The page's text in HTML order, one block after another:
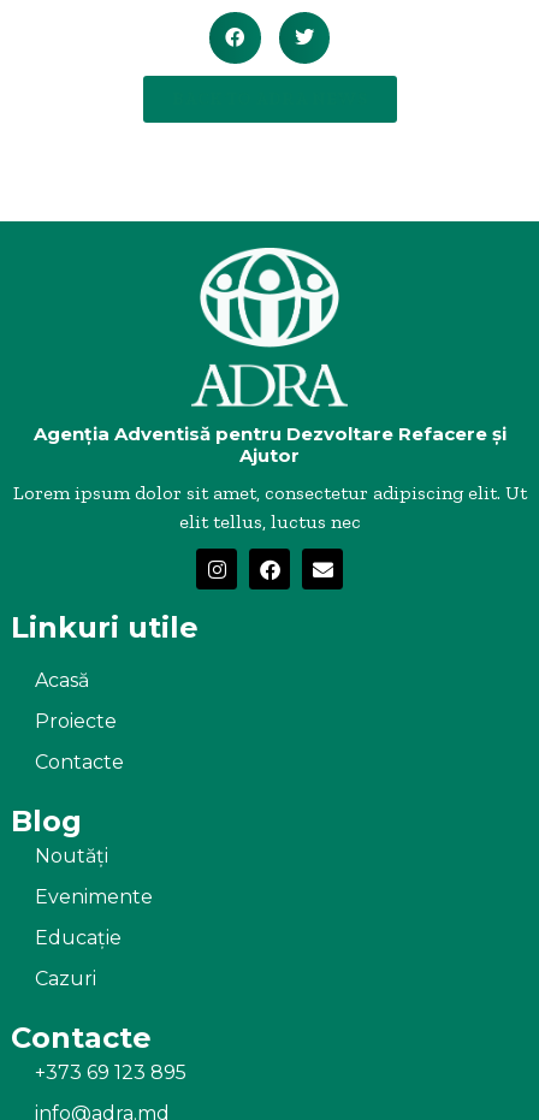
Agenția Adventisă pentru Dezvoltare Refacere și
Ajutor
Lorem ipsum dolor sit amet, consectetur adipiscing elit. Ut
elit tellus, luctus nec
Linkuri utile
Acasă
Proiecte
Contacte
Blog
Noutăți
Evenimente
Educație
Cazuri
Contacte
+373 69 123 895
info@adra.md